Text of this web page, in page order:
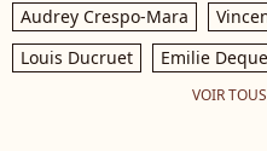
Audrey Crespo-Mara
Louis Ducruet
Emilie
VOIR